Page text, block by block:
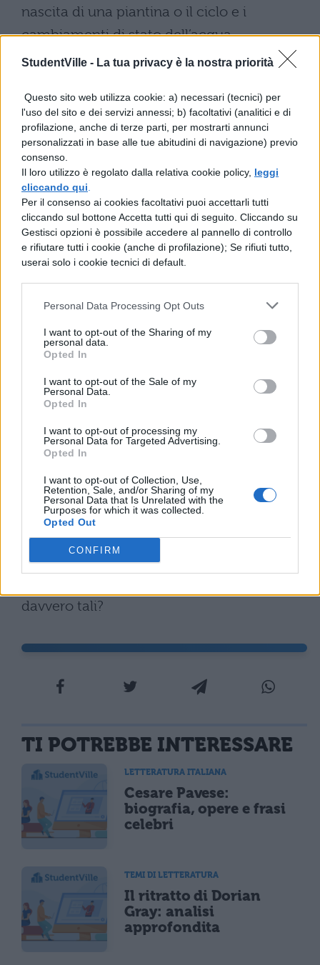
StudentVille - La tua privacy è la nostra priorità
Questo sito web utilizza cookie: a) necessari (tecnici) per
l'uso del sito e dei servizi annessi; b) facoltativi (analitici e di
profilazione, anche di terze parti, per mostrarti annunci
personalizzati in base alle tue abitudini di navigazione) previo
consenso.
Il loro utilizzo è regolato dalla relativa cookie policy, leggi
cliccando qui
Per il consenso ai cookies facoltativi puoi accettarli tutti
cliccando sul bottone Accetta tutti qui di seguito. Cliccando su
Gestisci opzioni è possibile accedere al pannello di controllo
e rifiutare tutti i cookie (anche di profilazione); Se rifiuti tutto,
userai solo i cookie tecnici di default.
Personal Data Processing Opt Outs
I want to opt-out of the Sharing of my
personal data.
Opted In
I want to opt-out of the Sale of my
Personal Data.
Opted In
I want to opt-out of processing my
Personal Data for Targeted Advertising.
Opted In
I want to opt-out of Collection, Use,
Retention, Sale, and/or Sharing of my
Personal Data that Is Unrelated with the
Purposes for which it was collected.
Opted Out
CONFIRM
nascita di una piantina o il ciclo e i
cambiamenti di stato dell’acqua.
Osservando soltanto, però, non si
Bisogna dunque conciliare lo studio
nozionistico e cartaceo e lo spirito
d’osservazione e intuitivo per portare avanti
una ricerca e per sperare di ottenere i
risultati migliori. Lo studio necessita
soprattutto di precisione e di modestia.
Non ci si deve avvicinare ad esso troppo
sicuri di se stessi e delle proprie
conoscenze già acquisite, ma mettendosi
sempre in discussione e facendo ricorso al
dubbio, inteso da Socrate come metodo
per giungere alla conoscenza. E’ sufficiente
la sua affermazione, “So di non sapere”, per
ricordare che un grande studioso è colui
che non si vanta delle sue scoperte ma
colui sempre pronto a dire e a spronare se
imparare ad essere “precisi e modesti” dai
primi anni di vita ma attualmente non
credo che questo sia un avvenimento
frequente: troppi sapienti nella nostra
davvero tali?
TI POTREBBE INTERESSARE
LETTERATURA ITALIANA
Cesare Pavese:
biografia, opere e frasi
celebri
TEMI DI LETTERATURA
Il ritratto di Dorian
Gray: analisi
approfondita